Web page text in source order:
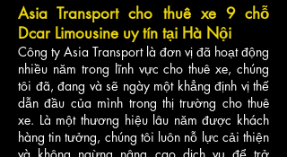
Asia Transport cho thuê xe 9 chỗ
Dcar Limousine uy tín tại Hà Nội
Công ty Asia Transport là đơn vị đã hoạt động
nhiều năm trong lĩnh vực cho thuê xe, chúng
tôi đã, đang và sẽ ngày một khẳng định vị thế
dẫn đầu của mình trong thị trường cho thuê
xe. Là một thương hiệu lâu năm được khách
hàng tin tưởng, chúng tôi luôn nỗ lực cải thiện